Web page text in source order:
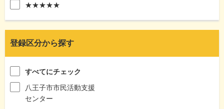
★★★★★
登録区分から探す
すべてにチェック
八王子市市民活動支援
センター